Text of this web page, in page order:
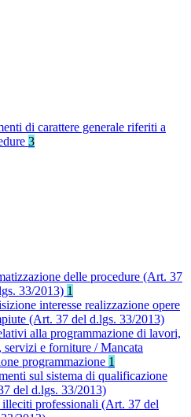
di carattere generale riferiti a
3
delle procedure (Art. 37
33/2013) 1
interesse realizzazione opere
(Art. 37 del d.lgs. 33/2013)
alla programmazione di lavori,
servizi e forniture / Mancata
programmazione 1
sul sistema di qualificazione
del d.lgs. 33/2013)
professionali (Art. 37 del